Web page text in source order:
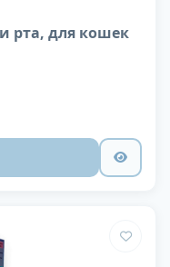
рта, для кошек